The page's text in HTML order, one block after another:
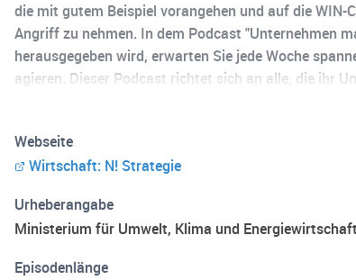
die mit gutem Beispiel vorangehen und auf die
Angriff zu nehmen. In dem Podcast "Unternehmen
herausgegeben wird, erwarten Sie jede Woche
agieren. Dieser Podcast richtet sich an alle, die ihr
unterstützt das Land Baden-Württemberg die
https://www.nachhaltigkeitsstrategie.de/wirtschaft-
Webseite
Wirtschaft: N! Strategie
Urheberangabe
Ministerium für Umwelt, Klima und
Episodenlänge